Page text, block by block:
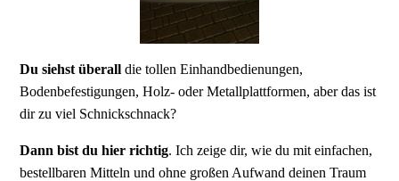
Du siehst überall die tollen Einhandbedienungen,
Bodenbefestigungen, Holz- oder Metallplattformen, aber das ist
dir zu viel Schnickschnack?
Dann bist du hier richtig. Ich zeige dir, wie du mit einfachen,
bestellbaren Mitteln und ohne großen Aufwand deinen Traum